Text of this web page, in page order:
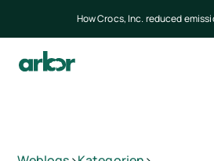
How Crocs, Inc. reduced